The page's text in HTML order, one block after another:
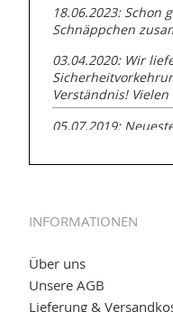
18.06.2023: Schon
Schnäppchen
03.04.2020: Wir
Verständnis! Vielen
05.07.2019:
04.11.2018:
16.01.2017:
INFORMATIONEN
Über uns
Unsere AGB
Lieferung &